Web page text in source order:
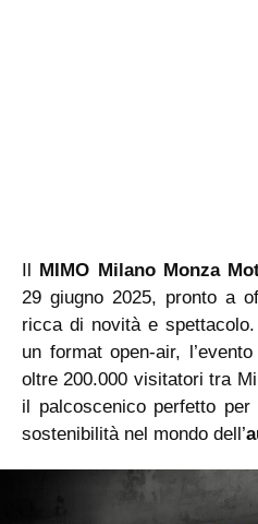
Il MIMO Milano Monza
29 giugno 2025, pronto a
ricca di novità e
un format open-air,
oltre 200.000 visitatori tra
il palcoscenico perfetto
sostenibilità nel mondo dell’